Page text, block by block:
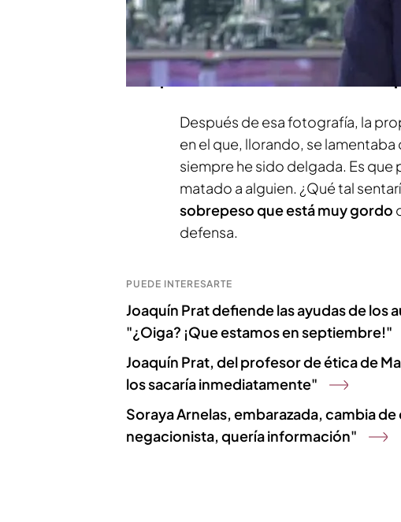
influencer publicó una fotografía
que dejaba ver buena parte de
denuncia, unas críticas "brutales"
Joaquín: "Últimamente me dicen
Después de esa fotografía, la
en el que, llorando, se
siempre he sido delgada. Es
matado a alguien. ¿Qué tal
sobrepeso que está muy gordo
defensa.
PUEDE INTERESARTE
Joaquín Prat defiende las ayudas de los
"¿Oiga? ¡Que estamos en septiembre!"
Joaquín Prat, del profesor de ética de
los sacaría inmediatamente"
Soraya Arnelas, embarazada, cambia
negacionista, quería información"